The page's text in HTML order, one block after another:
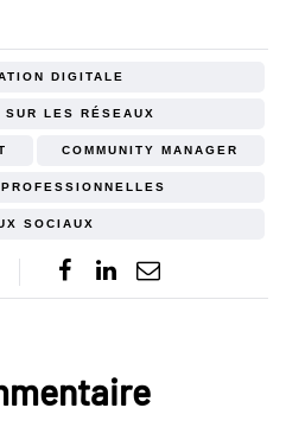
DIGITALE
SUR LES RÉSEAUX
COMMUNITY MANAGER
SOCIAUX